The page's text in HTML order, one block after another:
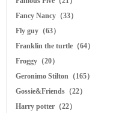
Fancy Nancy（33）
Fly guy（63）
Franklin the turtle（64）
Froggy（20）
Geronimo Stilton（165）
Gossie&Friends（22）
Harry potter（22）